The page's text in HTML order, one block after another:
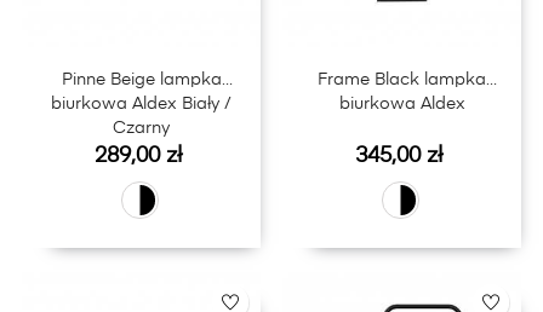
Pinne Beige lampka
biurkowa Aldex Biały /
Czarny
Cena
289,00 zł
Frame Black lampka
biurkowa Aldex
Cena
345,00 zł